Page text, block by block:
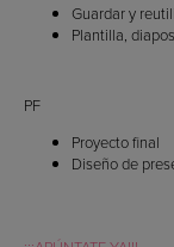
Guardar y
Plantilla,
PF
Proyecto final
Diseño de